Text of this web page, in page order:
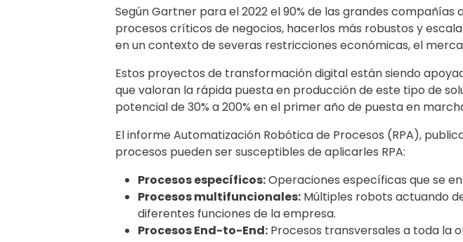
Según Gartner para el 2022 el 90% de las grandes
procesos críticos de negocios, hacerlos más robustos y
en un contexto de severas restricciones económicas, el
Estos proyectos de transformación digital están siendo
que valoran la rápida puesta en producción de este tipo de
potencial de 30% a 200% en el primer año de puesta en
El informe Automatización Robótica de Procesos (RPA),
procesos pueden ser susceptibles de aplicarles RPA:
Procesos específicos:Operaciones específicas que se
Procesos multifuncionales: Múltiples robots actuando
diferentes funciones de la empresa.
Procesos End-to-End: Procesos transversales a toda la